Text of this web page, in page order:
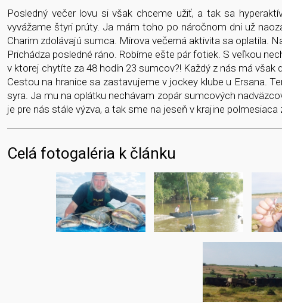
Posledný večer lovu si však chceme užiť, a tak sa
vyvážame štyri prúty. Ja mám toho po náročnom dni už
Charim zdolávajú sumca. Mirova večerná aktivita sa oplatila.
Prichádza posledné ráno. Robíme ešte pár fotiek. S veľkou
v ktorej chytíte za 48 hodín 23 sumcov?! Každý z nás má
Cestou na hranice sa zastavujeme v jockey klube u Ersana.
syra. Ja mu na oplátku nechávam zopár sumcových
je pre nás stále výzva, a tak sme na jeseň v krajine polmesiaca
Celá fotogaléria k článku